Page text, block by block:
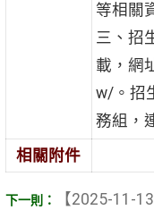
等相關
三、招
載，網
w/。招
務組，
相關附件
【2025-11-13